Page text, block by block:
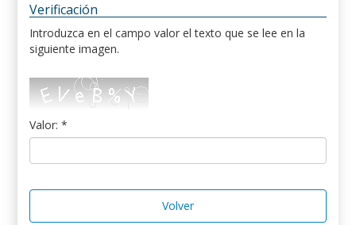
Verificación
Introduzca en el campo valor el texto que se lee en la
siguiente imagen.
Valor: *
Volver